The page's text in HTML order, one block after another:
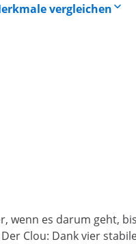
vergleichen
wenn es darum geht,
Clou: Dank vier